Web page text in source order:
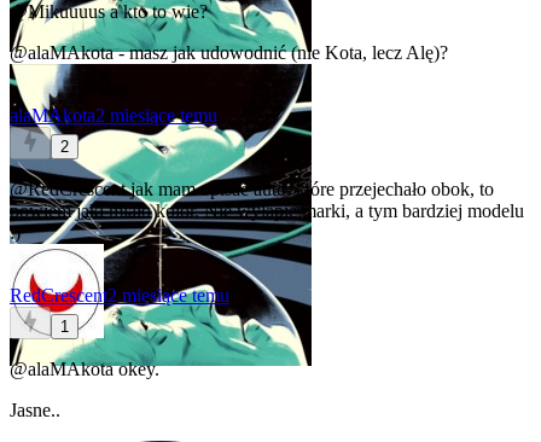
@Mikuuuusa kto to wie?
@alaMAkota- masz jak udowodnić (nie Kota, lecz Alę)?
alaMAkota2 miesiące temu
2
@RedCrescentjak mam opisać auto, które przejechało obok, to
powiem jaki miało kolor. Nie wyłapie marki, a tym bardziej modelu
:)
RedCrescent2 miesiące temu
1
@alaMAkotaokey.
Jasne..